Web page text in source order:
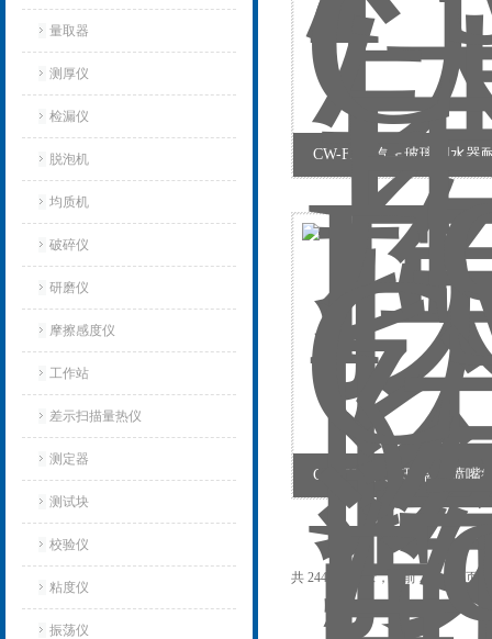
量取器
测厚仪
检漏仪
脱泡机
均质机
破碎仪
研磨仪
摩擦感度仪
工作站
差示扫描量热仪
测定器
测试块
校验仪
粘度仪
振荡仪
CW-F939汽车玻璃刮水器
CW-F935汽车玻璃水喷嘴
共 2446 条记录，当前 25 / 164 页